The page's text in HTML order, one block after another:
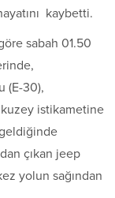
kaybetti.
sabah 01.50
(E-30),
istikametine
çıkan jeep
yolun sağından